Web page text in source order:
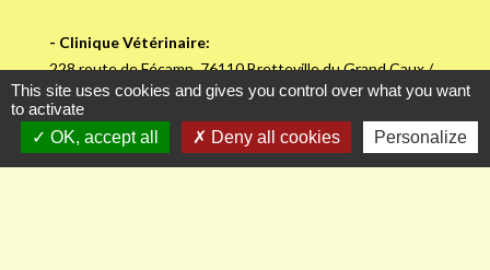
- Clinique Vétérinaire:
228 route de Fécamp, 76110 Bretteville du Grand Caux /
02.35.27.71.24.
This site uses cookies and gives you control over what you want
to activate
OK, accept all
Deny all cookies Personalize